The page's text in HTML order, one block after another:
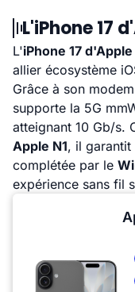
L'iPhone 17
L'iPhone 17 d'Apple
allier écosystème
Grâce à son modem
supporte la 5G
atteignant 10 Gb/s.
Apple N1, il
complétée par le
expérience sans fil